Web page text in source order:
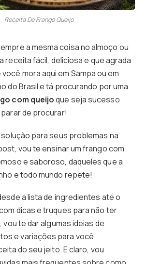
Receita De Frango Queijo
a mesma coisa no almoço ou
receita fácil, deliciosa e que agrada
mora aqui em Sampa ou em
do Brasil e tá procurando por uma
com queijoque seja sucesso
de procurar!
para seus problemas na
vou te ensinar um frango com
e saboroso, daqueles que a
e todo mundo repete!
a lista de ingredientes até o
dicas e truques para não ter
vou te dar algumas ideias de
e variações para você
do seu jeito. E claro, vou